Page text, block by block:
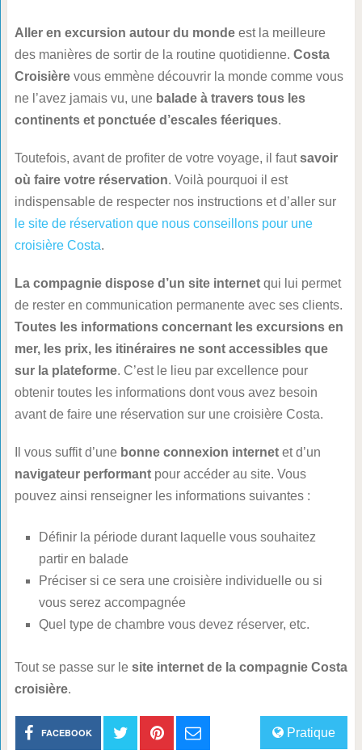
Aller en excursion autour du mondeest la meilleure
des manières de sortir de la routine quotidienne. Costa
Croisièrevous emmène découvrir la monde comme vous
ne l’avez jamais vu, unebalade à travers tous les
continents et ponctuée d’escales féeriques.
Toutefois, avant de profiter de votre voyage, il fautsavoir
où faire votre réservation. Voilà pourquoi il est
indispensable de respecter nos instructions et d’aller sur
le site de réservation que nous conseillons pour une
croisière Costa.
La compagnie dispose d’un site internetqui lui permet
de rester en communication permanente avec ses clients.
Toutes les informations concernant les excursions en
mer, les prix, les itinéraires ne sont accessibles que
sur la plateforme. C’est le lieu par excellence pour
obtenir toutes les informations dont vous avez besoin
avant de faire une réservation sur une croisière Costa.
Il vous suffit d’une bonne connexion internetet d’un
navigateur performantpour accéder au site. Vous
pouvez ainsi renseigner les informations suivantes :
Définir la période durant laquelle vous souhaitez
partir en balade
Préciser si ce sera une croisière individuelle ou si
vous serez accompagnée
Quel type de chambre vous devez réserver, etc.
Tout se passe sur le site internet de la compagnie Costa
croisière.
Pratique
FACEBOOK